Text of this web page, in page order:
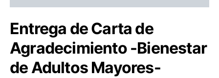
Entrega de Carta de
Agradecimiento -Bienestar
de Adultos Mayores-